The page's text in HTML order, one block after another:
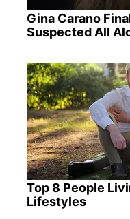
Gina Carano
Suspected All
Top 8 People
Lifestyles